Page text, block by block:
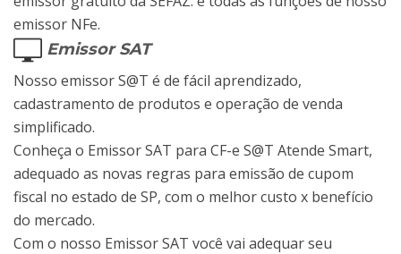
emissor NFe.
Emissor SAT
Nosso emissor S@T é de fácil aprendizado,
cadastramento de produtos e operação de venda
simplificado.
Conheça o Emissor SAT para CF-e S@T Atende Smart,
adequado as novas regras para emissão de cupom
fiscal no estado de SP, com o melhor custo x benefício
do mercado.
Com o nosso Emissor SAT você vai adequar seu